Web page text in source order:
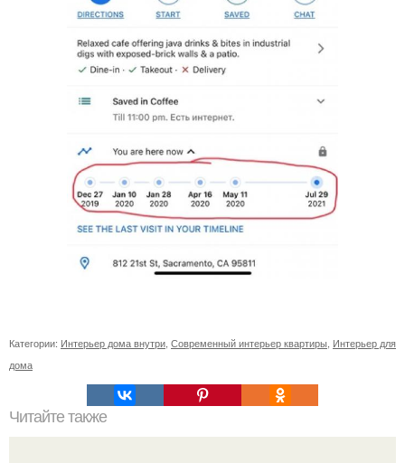
Категории: Интерьер дома внутри, Современный интерьер квартиры, Интерьер для
дома
Читайте также